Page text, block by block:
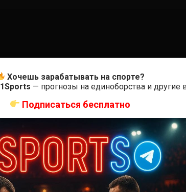
Хочешь зарабатывать на спорте?
1Sports — прогнозы на единоборства и
Подписаться бесплатно